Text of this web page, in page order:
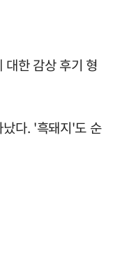
한 감상 후기 형
다. '흑돼지'도 순